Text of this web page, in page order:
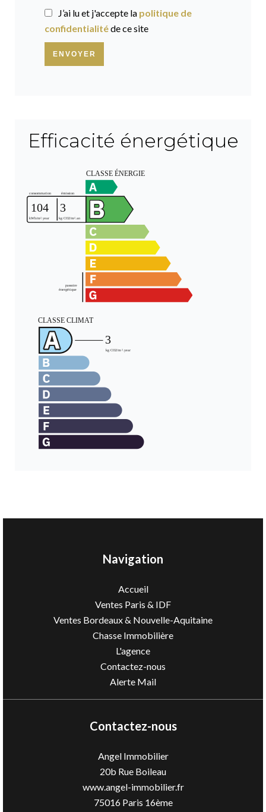
J’ai lu et j'accepte la politique de
confidentialitéde ce site
ENVOYER
Efficacité énergétique
Navigation
Accueil
Ventes Paris & IDF
Ventes Bordeaux & Nouvelle-Aquitaine
Chasse Immobilière
L'agence
Contactez-nous
Alerte Mail
Contactez-nous
Angel Immobilier
20b Rue Boileau
www.angel-immobilier.fr
75016Paris 16ème